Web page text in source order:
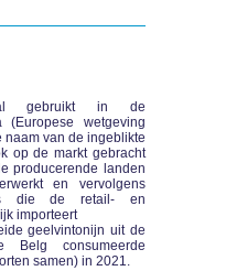
gebruikt in de
(Europese wetgeving
van de ingeblikte
op de markt gebracht
producerende landen
en vervolgens
die de retail- en
importeert
geelvintonijn uit de
Belg consumeerde
samen) in 2021.